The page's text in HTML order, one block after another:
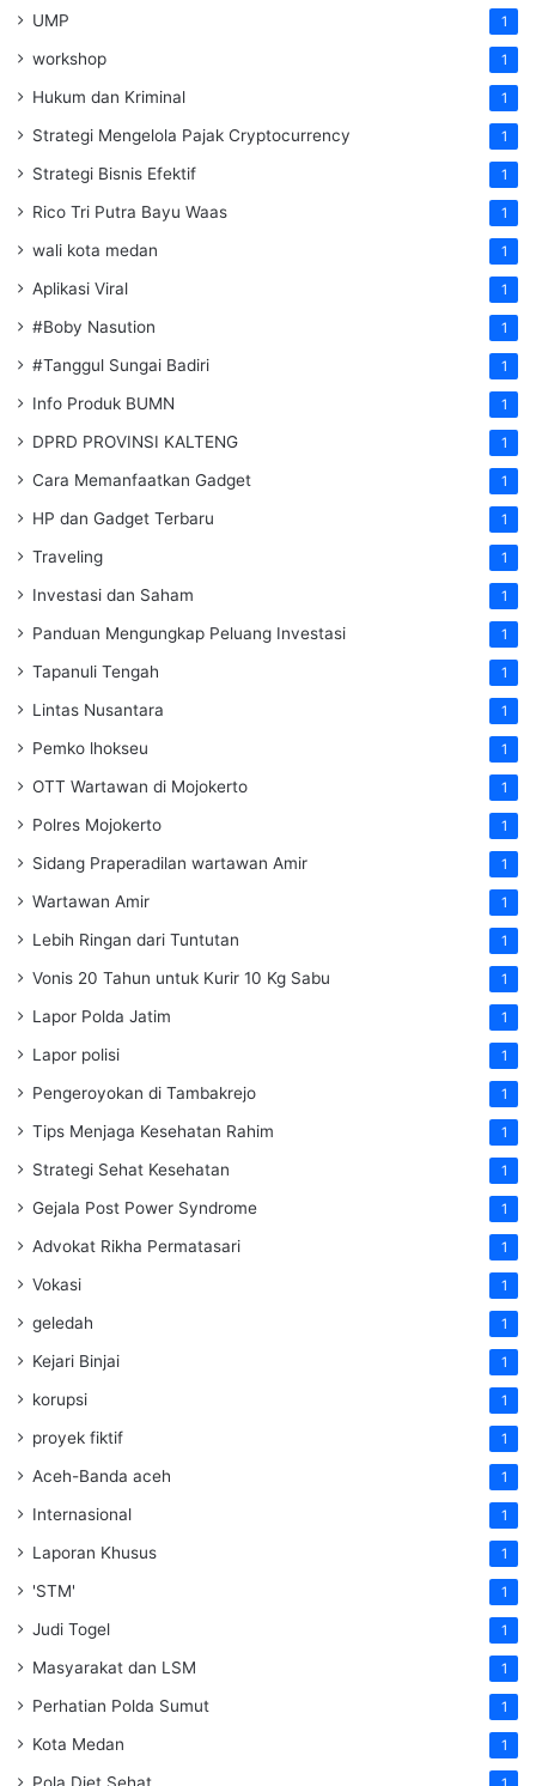
UMP 1
workshop 1
Hukum dan Kriminal 1
Strategi Mengelola Pajak Cryptocurrency 1
Strategi Bisnis Efektif 1
Rico Tri Putra Bayu Waas 1
wali kota medan 1
Aplikasi Viral 1
#Boby Nasution 1
#Tanggul Sungai Badiri 1
Info Produk BUMN 1
DPRD PROVINSI KALTENG 1
Cara Memanfaatkan Gadget 1
HP dan Gadget Terbaru 1
Traveling 1
Investasi dan Saham 1
Panduan Mengungkap Peluang Investasi 1
Tapanuli Tengah 1
Lintas Nusantara 1
Pemko lhokseu 1
OTT Wartawan di Mojokerto 1
Polres Mojokerto 1
Sidang Praperadilan wartawan Amir 1
Wartawan Amir 1
Lebih Ringan dari Tuntutan 1
Vonis 20 Tahun untuk Kurir 10 Kg Sabu 1
Lapor Polda Jatim 1
Lapor polisi 1
Pengeroyokan di Tambakrejo 1
Tips Menjaga Kesehatan Rahim 1
Strategi Sehat Kesehatan 1
Gejala Post Power Syndrome 1
Advokat Rikha Permatasari 1
Vokasi 1
geledah 1
Kejari Binjai 1
korupsi 1
proyek fiktif 1
Aceh-Banda aceh 1
Internasional 1
Laporan Khusus 1
'STM' 1
Judi Togel 1
Masyarakat dan LSM 1
Perhatian Polda Sumut 1
Kota Medan 1